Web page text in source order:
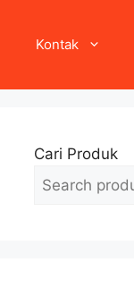
Kontak
Cari Produk